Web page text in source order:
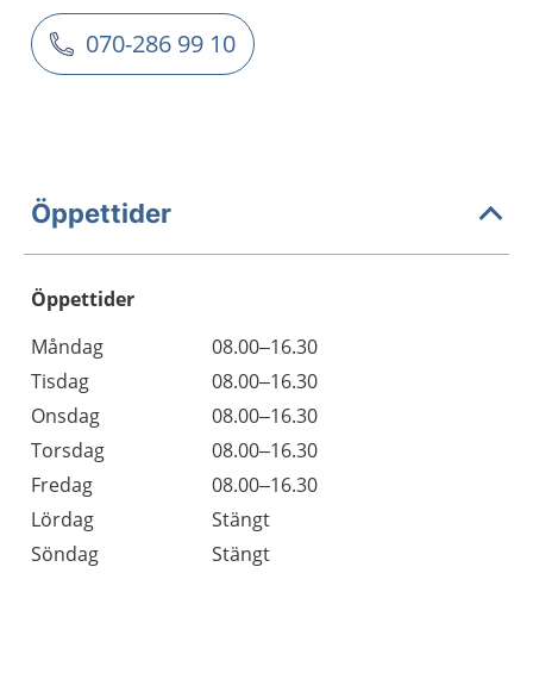
070-286 99 10
Öppettider
Öppettider
Dag
Öppettider
Kommentarer
Måndag
08.00–16.30
Tisdag
08.00–16.30
Onsdag
08.00–16.30
Torsdag
08.00–16.30
Fredag
08.00–16.30
Lördag
Stängt
Söndag
Stängt